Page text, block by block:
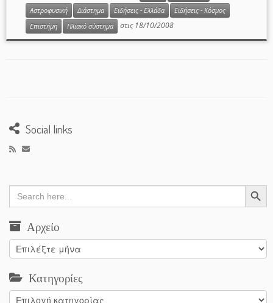
Αστροφυσική
Διάστημα Ειδήσεις - Ελλάδα
Ειδήσεις - Κόσμος
Επιστήμη
Ηλιακό σύστημα στις 18/10/2008
Social links
Search
for:
Search Button
Αρχείο
Αρχείο
Κατηγορίες
Κατηγορίες